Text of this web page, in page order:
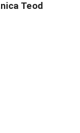
Teod